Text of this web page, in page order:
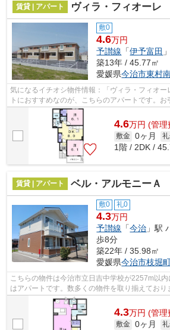
賃貸 | アパート ヴィラ・フィオーレ
敷0
4.6万円
予讃線 「伊予富田
築13年 / 45.77㎡
愛媛県今治市東村
気になるイチオシ物件情報：「ヴィラ・フィオー
トにおすすめなのが、こちらのアパートです。
ば、当社まで是非ご連絡ください。当社...
4.6万円 (管理
敷金 0ヶ月
1階 / 2DK /
賃貸 | アパート ベル・アルモニーＡ
敷0 礼0
4.3万円
予讃線 「今治 」駅
歩8分
築22年 / 35.98㎡
愛媛県今治市枝堀
こちらの物件は今治市立日吉中学校が2257m以
はアパートです。数多くの物件を取り揃えており
物件をお探し下さい。ご要望やご質問も...
4.3万円 (管理
敷金 0ヶ月